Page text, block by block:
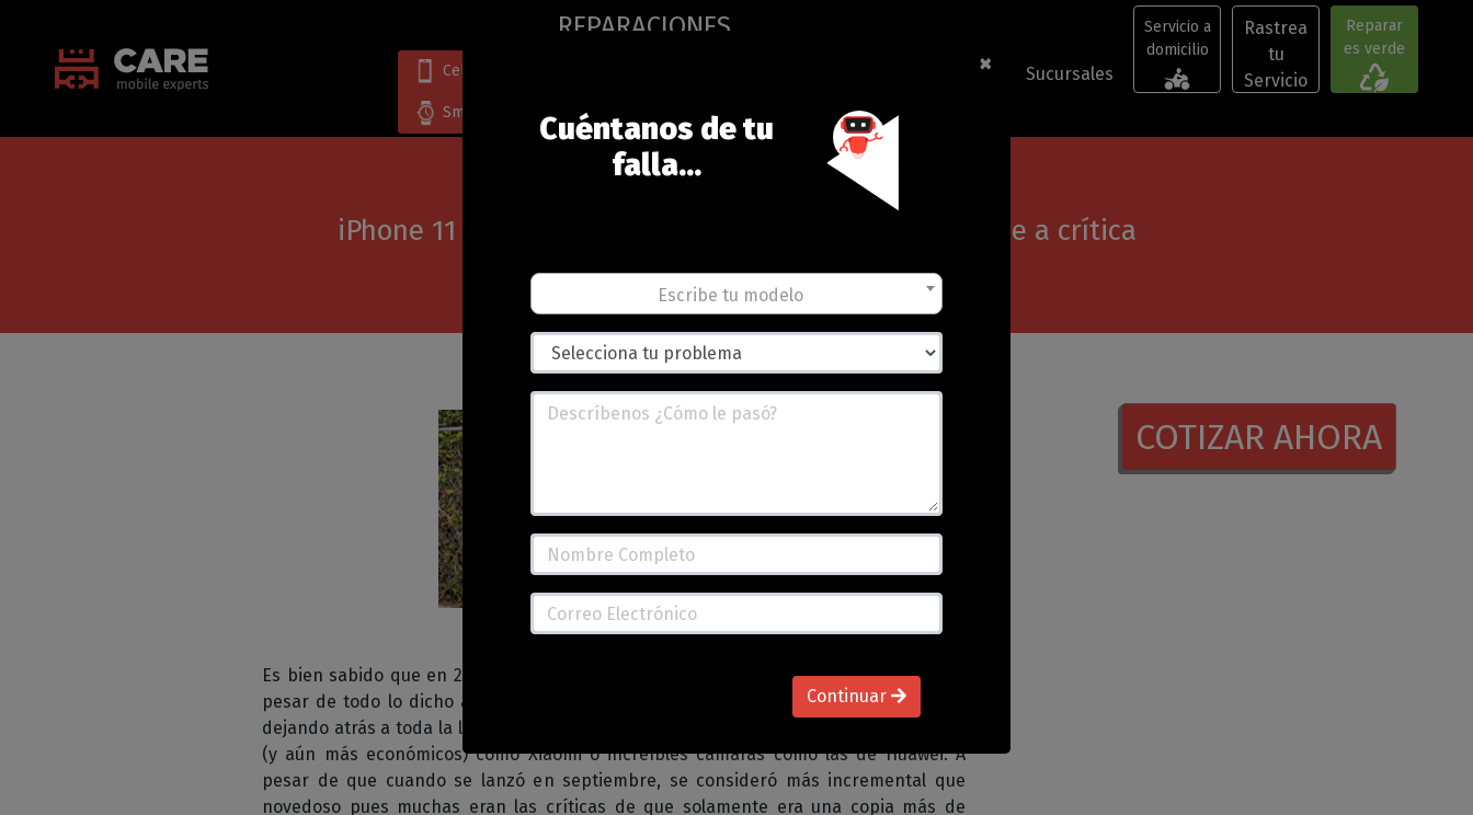
REPARACIONES
Celulares
SmartWatch
Accesorios Sucursales (current)
Servicio a
domicilio
Rastrea
tu
Servicio
Reparar
es verde
iPhone 11 y iPhone XR los MÁS VENDIDOS en 2019 pese a crítica
Es bien sabido que en 2019 se lanzó al mercado el iPhone 11 y un año antes el XR, a
pesar de todo lo dicho ambos equipos lograrían posicionarse por los más vendidos
dejando atrás a toda la línea S y A de Samsung e inclusive a nuevos posicionamientos
(y aún más económicos) como Xiaomi o increíbles cámaras como las de Huawei. A
pesar de que cuando se lanzó en septiembre, se consideró más incremental que
novedoso pues muchas eran las críticas de que solamente era una copia más de
COTIZAR AHORA
×
Cuéntanos de tu
falla...
Escribe tu modelo
Continuar